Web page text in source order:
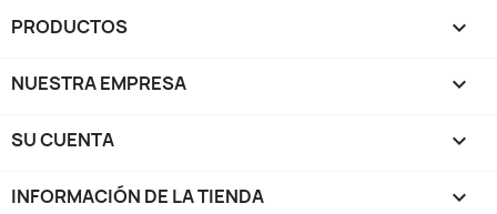
PRODUCTOS 
NUESTRA EMPRESA 
SU CUENTA 
INFORMACIÓN DE LA TIENDA keyboard_arrow_down